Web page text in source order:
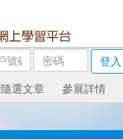
密
碼
登入
隨選文章 參展詳情